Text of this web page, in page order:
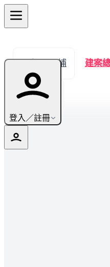
登入／註冊
← 返回內埔 建案
生活機能